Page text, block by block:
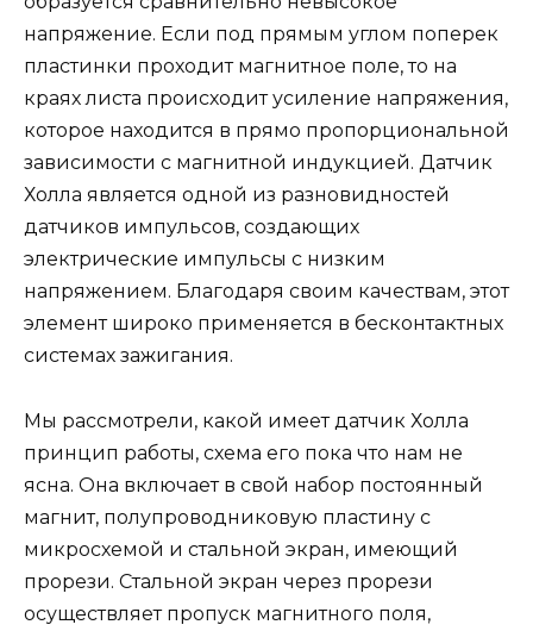
напряжение. Если под прямым углом поперек
пластинки проходит магнитное поле, то на
краях листа происходит усиление напряжения,
которое находится в прямо пропорциональной
зависимости с магнитной индукцией. Датчик
Холла является одной из разновидностей
датчиков импульсов, создающих
электрические импульсы с низким
напряжением. Благодаря своим качествам, этот
элемент широко применяется в бесконтактных
системах зажигания.
Мы рассмотрели, какой имеет датчик Холла
принцип работы, схема его пока что нам не
ясна. Она включает в свой набор постоянный
магнит, полупроводниковую пластину с
микросхемой и стальной экран, имеющий
прорези. Стальной экран через прорези
осуществляет пропуск магнитного поля,